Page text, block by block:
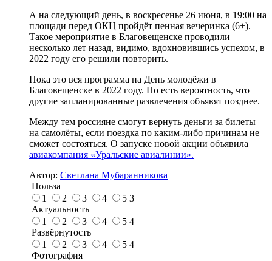
А на следующий день, в воскресенье 26 июня, в 19:00 на
площади перед ОКЦ пройдёт пенная вечеринка (6+).
Такое мероприятие в Благовещенске проводили
несколько лет назад, видимо, вдохновившись успехом, в
2022 году его решили повторить.
Пока это вся программа на День молодёжи в
Благовещенске в 2022 году. Но есть вероятность, что
другие запланированные развлечения объявят позднее.
Между тем россияне смогут вернуть деньги за билеты
на самолёты, если поездка по каким-либо причинам не
сможет состояться. О запуске новой акции объявила
авиакомпания «Уральские авиалинии».
Автор: Светлана Мубаранникова
Польза
1
2 3 4 5 3
Актуальность
1
2 3 4 5 4
Развёрнутость
1
2 3 4 5 4
Фотография